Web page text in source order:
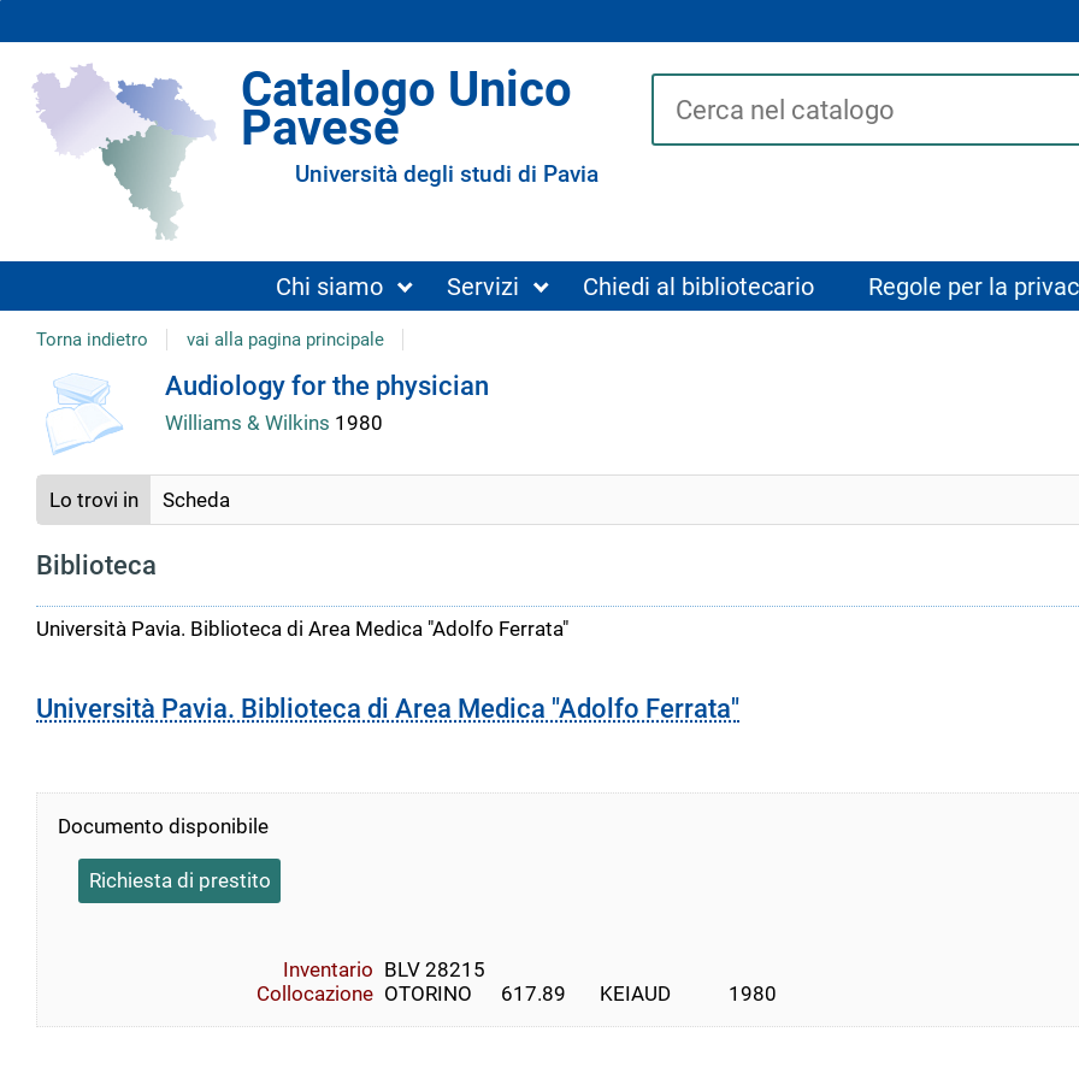
Catalogo Unico
Pavese
Università degli studi di Pavia
Cerca su "Catalogo"
Chi siamo Servizi Chiedi al bibliotecario Regole per la
Torna indietro vai alla pagina principale
Dettaglio
del
documento
Audiology for the physician
Williams & Wilkins 1980
Lo trovi in Scheda
Biblioteca
Università Pavia. Biblioteca di Area Medica "Adolfo Ferrata"
Università Pavia. Biblioteca di Area Medica "Adolfo Ferrata"
Documento disponibile
Richiesta di prestito
Inventario BLV 28215
Collocazione OTORINO      617.89       KEIAUD            1980